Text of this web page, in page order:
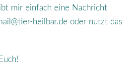
mir einfach eine Nachricht
heilbar.de oder nutzt das